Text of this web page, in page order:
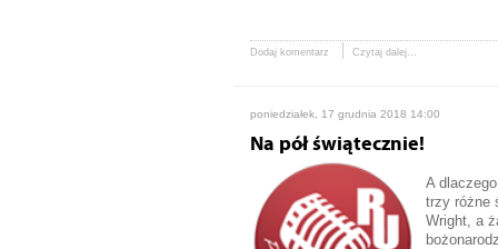
Dodaj komentarz Czytaj dalej...
poniedziałek, 17 grudnia 2018 14:00
Na pół świątecznie!
A
trzy różne
Wright, a